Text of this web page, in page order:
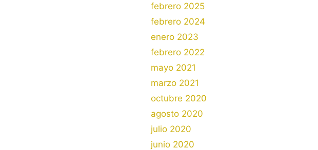
febrero 2025
febrero 2024
enero 2023
febrero 2022
mayo 2021
marzo 2021
octubre 2020
agosto 2020
julio 2020
junio 2020